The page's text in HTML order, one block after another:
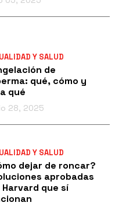
Y SALUD
de
qué, cómo y
qué
28, 2025
Y SALUD
dejar de roncar?
aprobadas
Harvard que sí